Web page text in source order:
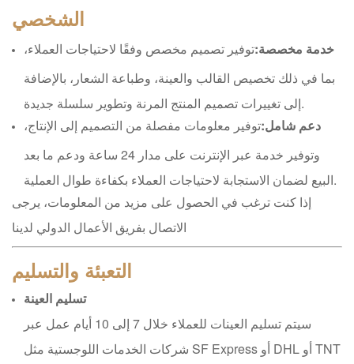
الشخصي
خدمة مخصصة:توفير تصميم مخصص وفقًا لاحتياجات العملاء،
بما في ذلك تخصيص القالب والعينة، وطباعة الشعار، بالإضافة
دعم شامل:توفير معلومات مفصلة من التصميم إلى الإنتاج،
وتوفير خدمة عبر الإنترنت على مدار 24 ساعة ودعم ما بعد
إذا كنت ترغب في الحصول على مزيد من المعلومات، يرجى
الاتصال بفريق الأعمال الدولي لدينا
التعبئة والتسليم
تسليم العينة
سيتم تسليم العينات للعملاء خلال 7 إلى 10 أيام عمل عبر
شركات الخدمات اللوجستية مثل SF Express أو DHL أو TNT